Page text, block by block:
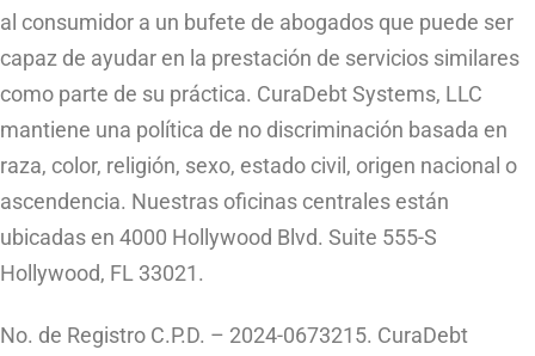
al consumidor a un bufete de abogados que puede ser
capaz de ayudar en la prestación de servicios similares
como parte de su práctica. CuraDebt Systems, LLC
mantiene una política de no discriminación basada en
raza, color, religión, sexo, estado civil, origen nacional o
ascendencia. Nuestras oficinas centrales están
ubicadas en 4000 Hollywood Blvd. Suite 555-S
Hollywood, FL 33021.
No. de Registro C.P.D. – 2024-0673215. CuraDebt